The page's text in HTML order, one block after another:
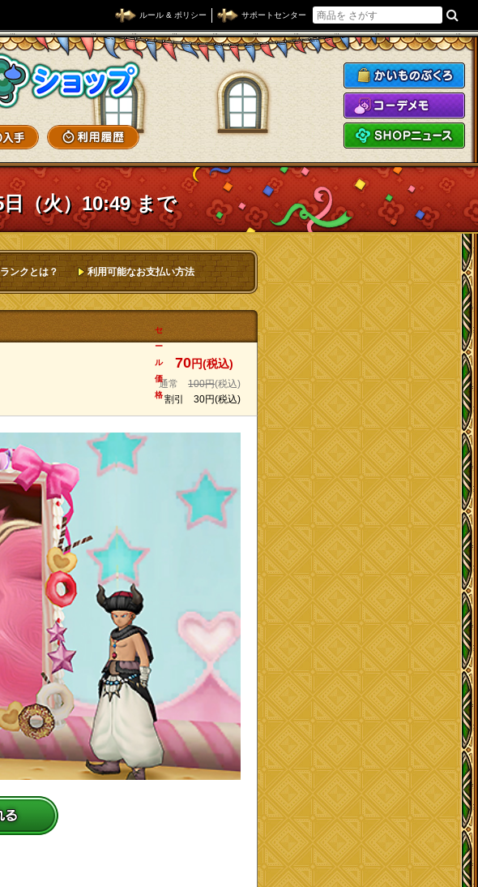
ルール & ポリシー サポートセンター
ドラゴンクエストXショップ
日（火）10:49 まで
ンクとは？ 利用可能なお支払い方法
セ
ー
ル
価
格
70円(税込)
通常 100円(税込)
割引 30円(税込)